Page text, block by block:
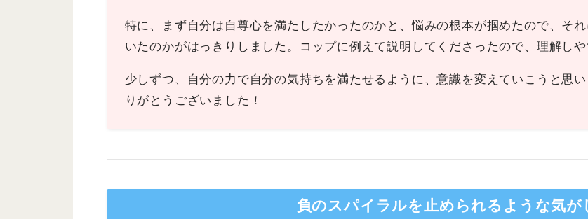
特に、まず自分は自尊心を満たしたかったのかと、悩みの根本が掴めたので、そ
いたのかがはっきりしました。コップに例えて説明してくださったので、理解し
少しずつ、自分の力で自分の気持ちを満たせるように、意識を変えていこうと思
りがとうございました！
負のスパイラルを止められるような気が